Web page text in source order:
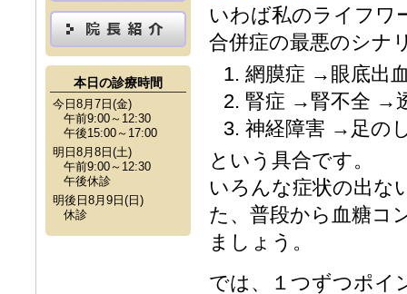
いわば私のライフワ
合併症の最悪のシナ
網膜症 →眼底出
腎症 →腎不全 →
神経障害 →足の
という具合です。
いろんな症状の出な
た、普段から血糖コ
ましょう。
では、１つずつポイ
本日の診療時間
今日8月7日(金)
午前9:00～12:30
午後15:00～17:00
明日8月8日(土)
午前9:00～12:30
午後休診
明後日8月9日(日)
休診